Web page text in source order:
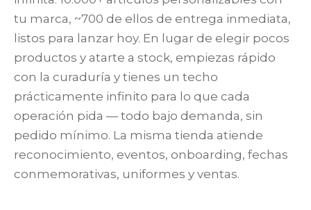
tu marca, ~700 de ellos de entrega inmediata,
listos para lanzar hoy. En lugar de elegir pocos
productos y atarte a stock, empiezas rápido
con la curaduría y tienes un techo
prácticamente infinito para lo que cada
operación pida — todo bajo demanda, sin
pedido mínimo. La misma tienda atiende
reconocimiento, eventos, onboarding, fechas
conmemorativas, uniformes y ventas.